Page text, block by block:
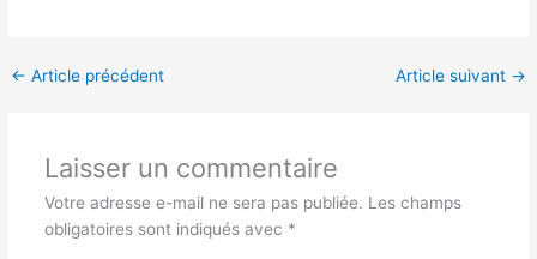
← Article précédent Article suivant →
Laisser un commentaire
Votre adresse e-mail ne sera pas publiée. Les champs
obligatoires sont indiqués avec *